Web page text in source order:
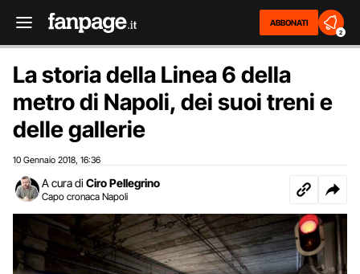
ABBONATI
2
La storia della Linea 6 della
metro di Napoli, dei suoi treni e
delle gallerie
10 Gennaio 2018 16:36
A cura di Ciro Pellegrino
Capo cronaca Napoli